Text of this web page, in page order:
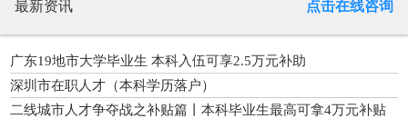
最新资讯 点击在线咨询
广东19地市大学毕业生 本科入伍可享2.5万元补助
深圳市在职人才（本科学历落户）
二线城市人才争夺战之补贴篇丨本科毕业生最高可拿4万元补贴